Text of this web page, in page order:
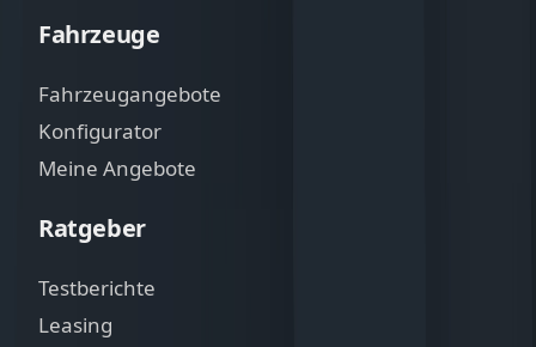
Fahrzeuge
Fahrzeugangebote
Konfigurator
Meine Angebote
Ratgeber
Testberichte
Leasing